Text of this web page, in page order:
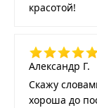
красотой!
Александр Г.
Скажу
хороша до